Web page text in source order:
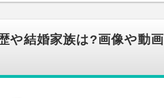
や結婚家族は?画像や動画